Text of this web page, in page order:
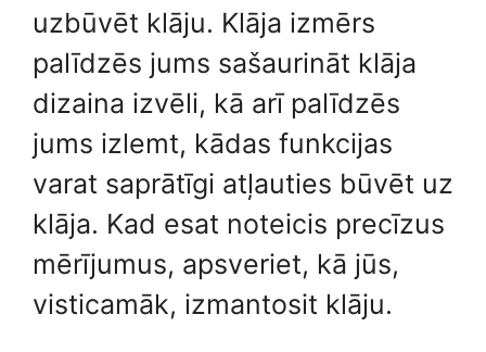
uzbūvēt klāju. Klāja izmērs
palīdzēs jums sašaurināt klāja
dizaina izvēli, kā arī palīdzēs
jums izlemt, kādas funkcijas
varat saprātīgi atļauties būvēt uz
klāja. Kad esat noteicis precīzus
mērījumus, apsveriet, kā jūs,
visticamāk, izmantosit klāju.